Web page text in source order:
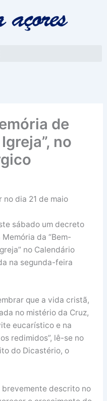
de
no
no dia 21 de maio
sábado um decreto
da “Bem-
no Calendário
na segunda-feira
que a vida cristã,
no mistério da Cruz,
eucarístico e na
redimidos”, lê-se no
do Dicastério, o
descrito no